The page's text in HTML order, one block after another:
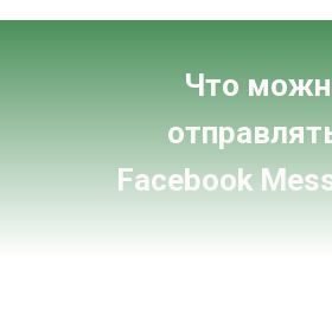
Что
Facebook